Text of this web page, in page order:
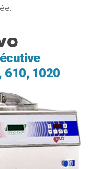
610, 1020